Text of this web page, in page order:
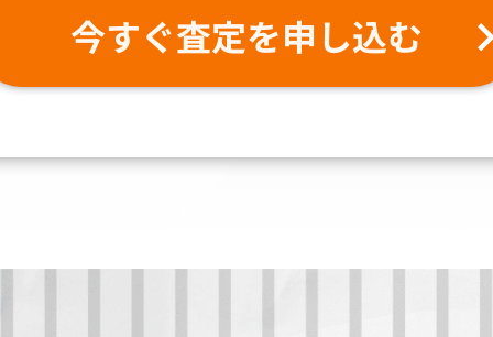
今すぐ査定を申し込む